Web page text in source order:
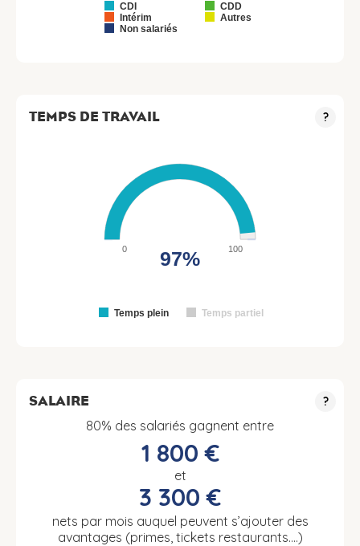
CDI
CDD
Intérim
Autres
Non salariés
TEMPS DE TRAVAIL ?
Temps plein Temps partiel
0 100
97%
SALAIRE ?
80% des salariés gagnent entre
1 800 €
et
3 300 €
nets par mois auquel peuvent s’ajouter des
avantages (primes, tickets restaurants….)